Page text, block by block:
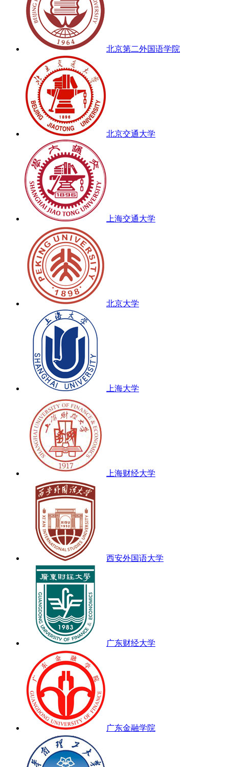
北京第二外国语学院
北京交通大学
上海交通大学
北京大学
上海大学
上海财经大学
西安外国语大学
广东财经大学
广东金融学院